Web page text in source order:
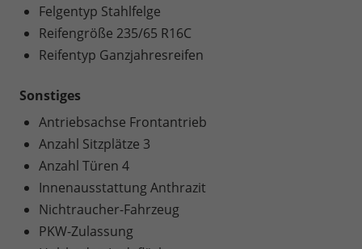
Felgentyp Stahlfelge
Reifengröße 235/65 R16C
Reifentyp Ganzjahresreifen
Sonstiges
Antriebsachse Frontantrieb
Anzahl Sitzplätze 3
Anzahl Türen 4
Innenausstattung Anthrazit
Nichtraucher-Fahrzeug
PKW-Zulassung